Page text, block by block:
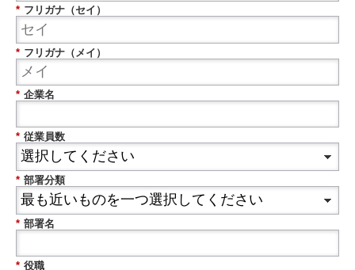
* フリガナ（セイ）
* フリガナ（メイ）
* 企業名
* 従業員数
* 部署分類
* 部署名
* 役職